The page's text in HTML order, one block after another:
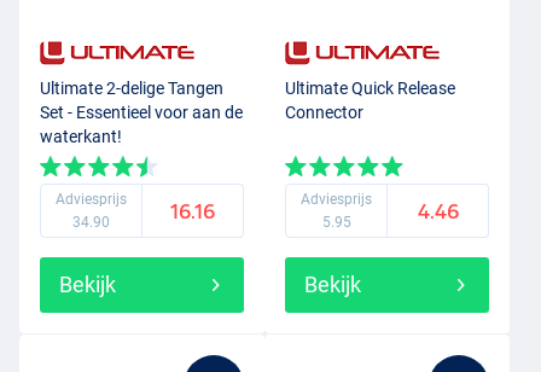
Ultimate 2-delige Tangen
Set - Essentieel voor aan de
waterkant!
Adviesprijs
34.90
16.16
Bekijk
Ultimate Quick Release
Connector
Adviesprijs
5.95
4.46
Bekijk